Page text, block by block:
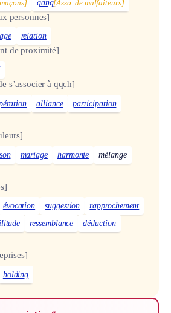
gang[Asso. de malfaiteurs]
personnes]
relation
de proximité]
s’associer à qqch]
alliance
participation
mariage harmonie
mélange
évocation suggestion
rapprochement
ressemblance
déduction
holding